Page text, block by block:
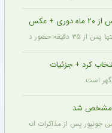
+ عکس
ماه برای چلسی انجام داد.
کرد + جزئیات
است.
مشخص شد
جونیور پس از مذاکرات انجام شده